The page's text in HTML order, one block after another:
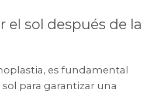
el sol después de la
es fundamental
para garantizar una